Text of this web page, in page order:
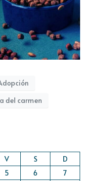
del carmen
V S
D
5 6
7